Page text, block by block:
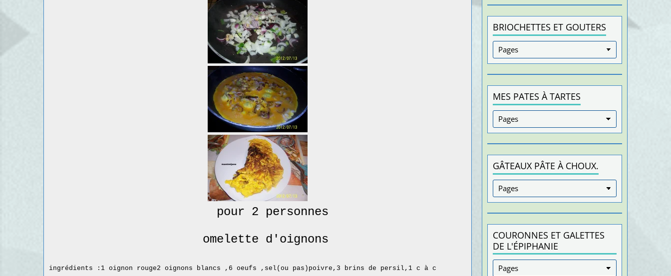
pour 2 personnes
omelette d'oignons
ingrédients :1 oignon rouge2 oignons blancs ,6 oeufs ,sel(ou pas)poivre,3 brins de persil,1 c à c
BRIOCHETTES ET GOUTERS
MES PATES À TARTES
GÂTEAUX PÂTE À CHOUX.
COURONNES ET GALETTES
DE L'ÉPIPHANIE